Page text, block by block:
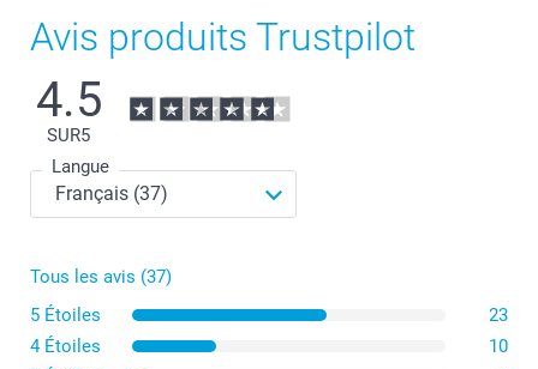
Avis produits Trustpilot
4.5
SUR5
Langue
Tous les avis (37)
5 Étoiles
23
4 Étoiles
10